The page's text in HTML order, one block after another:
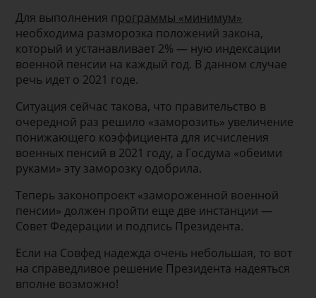
Для выполнения программы «минимум»
необходима разморозка положений закона,
который и устанавливает 2% — ную индексации
военной пенсии на каждый год. В данном случае
речь идет о 2021 годе.
Ситуация сейчас такова, что правительство в
очередной раз решило «заморозить» увеличение
понижающего коэффициента для исчисления
военных пенсий в 2021 году, а Госдума «обеими
руками» эту заморозку одобрила.
Теперь законопроект «замороженной военной
пенсии» должен пройти еще две инстанции —
Совет Федерации и подпись Президента.
Если на Совфед надежда очень небольшая, то вот
на справедливое решение Президента надеяться
вполне возможно!